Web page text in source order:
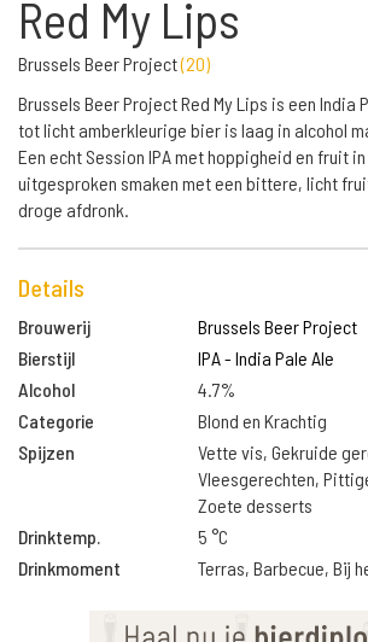
Red My Lips
Brussels Beer Project(20)
Brussels Beer Project Red My Lips is een India
tot licht amberkleurige bier is laag in alcohol
Een echt Session IPA met hoppigheid en fruit
uitgesproken smaken met een bittere, licht
droge afdronk.
Details
Brouwerij
Brussels Beer Project
Bierstijl
IPA - India Pale Ale
Alcohol
4.7%
Categorie
Blond en Krachtig
Spijzen
Vette vis, Gekruide
Vleesgerechten,
Zoete desserts
Drinktemp.
5 °C
Drinkmoment
Terras, Barbecue, Bij